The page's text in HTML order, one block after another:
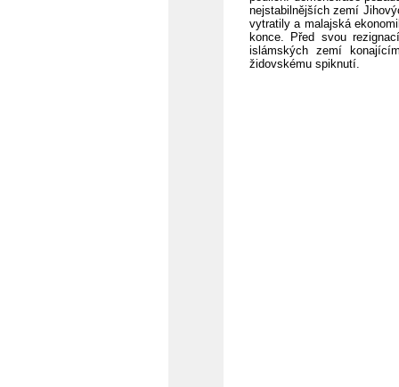
nejstabilnějších zemí
vytratily a malajská
konce. Před svou
islámských zemí
židovskému spiknutí.